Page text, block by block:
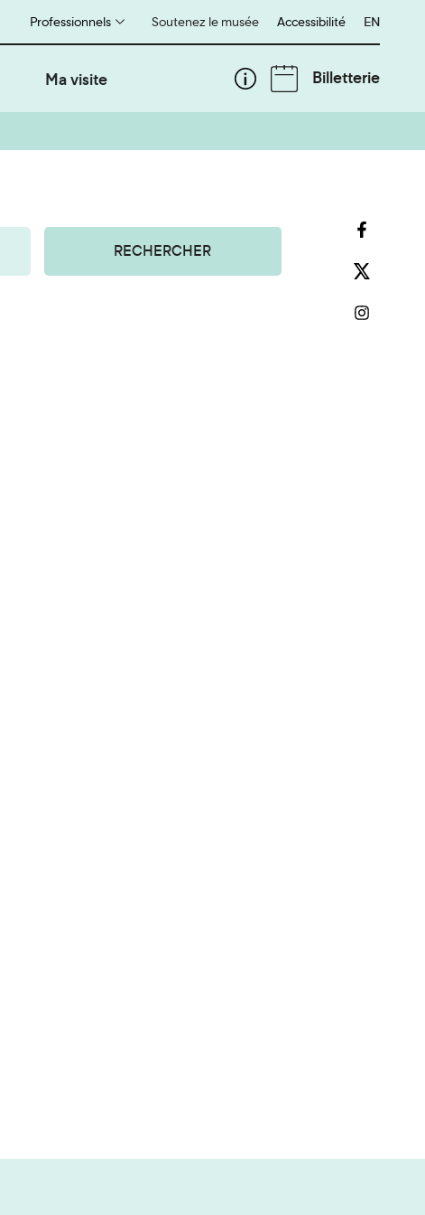
Soutenez le musée
Professionnels Accessibilité English
EN
Ma visite Billetterie
RECHERCHER